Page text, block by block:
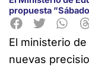
propuesta
El ministerio
nuevas